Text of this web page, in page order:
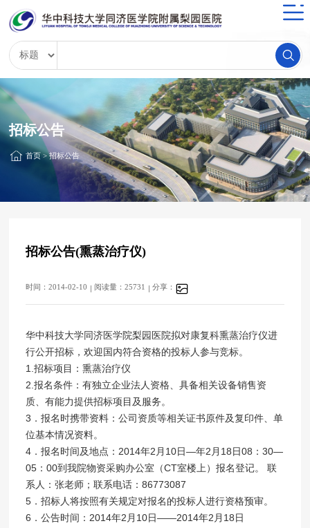
招标公告
首页>招标公告
招标公告(熏蒸治疗仪)
时间：2014-02-10 阅读量：25731 分享：
华中科技大学同济医学院梨园医院拟对康复科熏蒸治疗仪进
行公开招标，欢迎国内符合资格的投标人参与竞标。
1.招标项目：熏蒸治疗仪
2.报名条件：有独立企业法人资格、具备相关设备销售资
质、有能力提供招标项目及服务。
3．报名时携带资料：公司资质等相关证书原件及复印件、单
位基本情况资料。
4．报名时间及地点：2014年2月10日—年2月18日08：30—
05：00到我院物资采购办公室（CT室楼上）报名登记。 联
系人：张老师；联系电话：86773087
5．招标人将按照有关规定对报名的投标人进行资格预审。
6．公告时间：2014年2月10日——2014年2月18日